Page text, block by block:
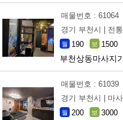
매물번호 : 61064
경기 부천시 |
전통
월 190 보 1500
부천상동마사지
매물번호 : 61039
경기 부천시 |
마사
월 200 보 3000